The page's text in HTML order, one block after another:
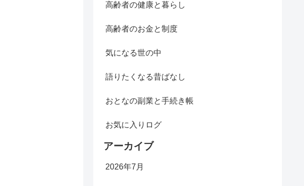
高齢者の健康と暮らし
高齢者のお金と制度
気になる世の中
語りたくなる昔ばなし
おとなの副業と手続き帳
お気に入りログ
アーカイブ
2026年7月